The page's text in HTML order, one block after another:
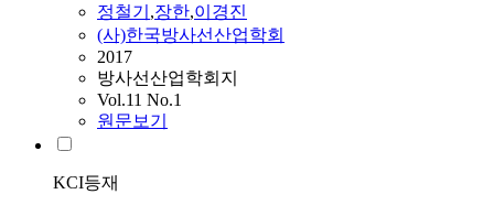
정철기 ,장한,이경진
(사)한국방사선산업학회
2017
방사선산업학회지
Vol.11 No.1
원문보기
KCI등재